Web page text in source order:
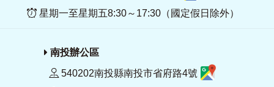
星期一至星期五8:30～17:30（國定假日除外）
南投辦公區
540202南投縣南投市省府路4號